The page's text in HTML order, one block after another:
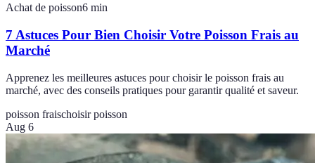
Achat de poisson6 min
7 Astuces Pour Bien Choisir Votre Poisson Frais au
Marché
Apprenez les meilleures astuces pour choisir le poisson frais au
marché, avec des conseils pratiques pour garantir qualité et saveur.
poisson fraischoisir poisson
Aug 6